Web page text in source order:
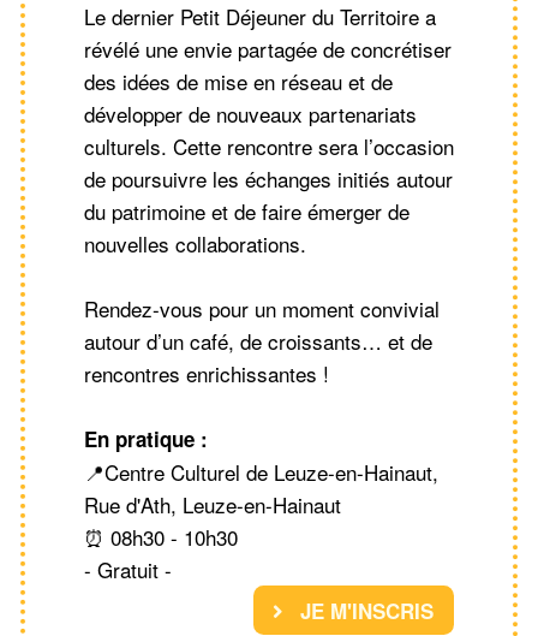
Le dernier Petit Déjeuner du Territoire a
révélé une envie partagée de concrétiser
des idées de mise en réseau et de
développer de nouveaux partenariats
culturels. Cette rencontre sera l’occasion
de poursuivre les échanges initiés autour
du patrimoine et de faire émerger de
nouvelles collaborations.
Rendez-vous pour un moment convivial
autour d’un café, de croissants… et de
rencontres enrichissantes !
En pratique :
📍Centre Culturel de Leuze-en-Hainaut,
Rue d'Ath, Leuze-en-Hainaut
⏰ 08h30 - 10h30
- Gratuit -
JE M'INSCRIS